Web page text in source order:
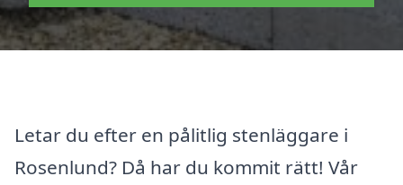
Letar du efter en pålitlig stenläggare i
Rosenlund? Då har du kommit rätt! Vår